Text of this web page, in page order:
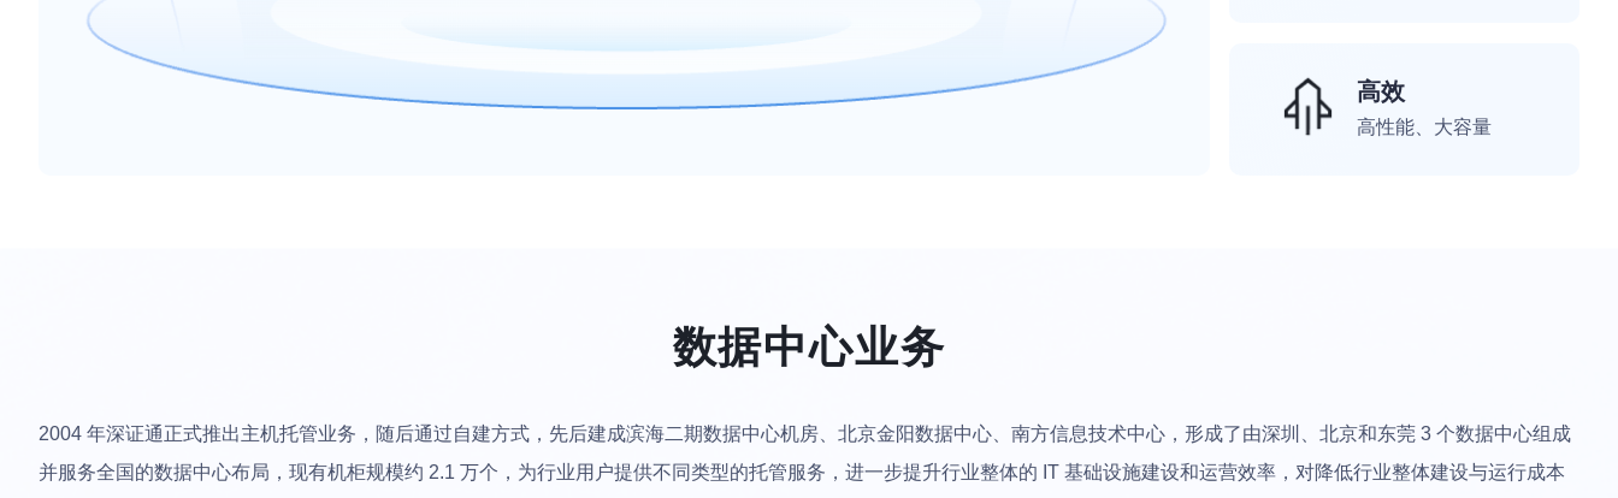
高效
高性能、大容量
数据中心业务
2004 年深证通正式推出主机托管业务，随后通过自建方式，先后建成滨海二期数据中心机房、北京金阳数据中心、南方信息技术中心，形成了由深圳、北京和东莞 3 个数据中心组成
并服务全国的数据中心布局，现有机柜规模约 2.1 万个，为行业用户提供不同类型的托管服务，进一步提升行业整体的 IT 基础设施建设和运营效率，对降低行业整体建设与运行成本